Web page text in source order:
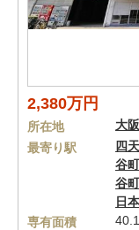
2,380万円
所在地 大
最寄り駅
四
谷
谷
日
専有面積